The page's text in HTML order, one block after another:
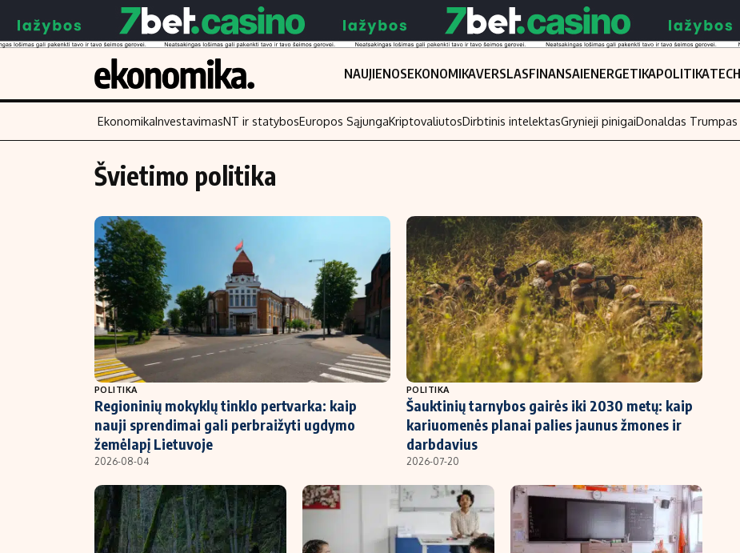
NAUJIENOSEKONOMIKAVERSLASFINANSAIENERGETIKAPOLITIKA
Turinys
Naujienos
Aplinka
Verslas
Energetika
Ekonomika
Politika
NT ir statybos
Skaitykite
Finansai
Žemės ūkis
Technologijos
Laisvalaikis
Investavimas
Akcijų rinka
Saulės elektrinės
Kriptovaliutos
Infliacija
Migracija
Nedarbo išmokos
Indėliai
Indėlių skaičiuoklė
Būsto finansai
Įdomios naujienos
EkonomikaInvestavimasNT ir statybosEuropos SąjungaKriptovaliutosDirbtinis intelektasGrynieji pinigaiDonaldas Trumpas
Švietimo politika
POLITIKA
Regioninių mokyklų tinklo pertvarka: kaip
nauji sprendimai gali perbraižyti ugdymo
žemėlapį Lietuvoje
2026-08-04
POLITIKA
Šauktinių tarnybos gairės iki 2030 metų: kaip
kariuomenės planai palies jaunus žmones ir
darbdavius
2026-07-20